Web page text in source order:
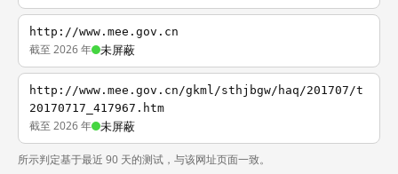
http://www.mee.gov.cn
截至 2026 年 未屏蔽
http://www.mee.gov.cn/gkml/sthjbgw/haq/201707/t
20170717_417967.htm
截至 2026 年 未屏蔽
所示判定基于最近 90 天的测试，与该网址页面一致。